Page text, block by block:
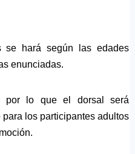
se hará según las edades
enunciadas.
por lo que el dorsal será
los participantes adultos